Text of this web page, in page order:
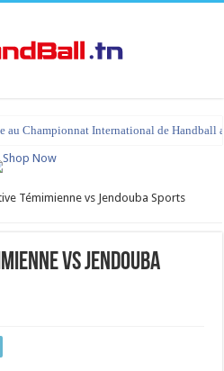
au Championnat International de Handball
2023 : programme et liste des joueurs
Témimienne vs Jendouba Sports
vs Jendouba